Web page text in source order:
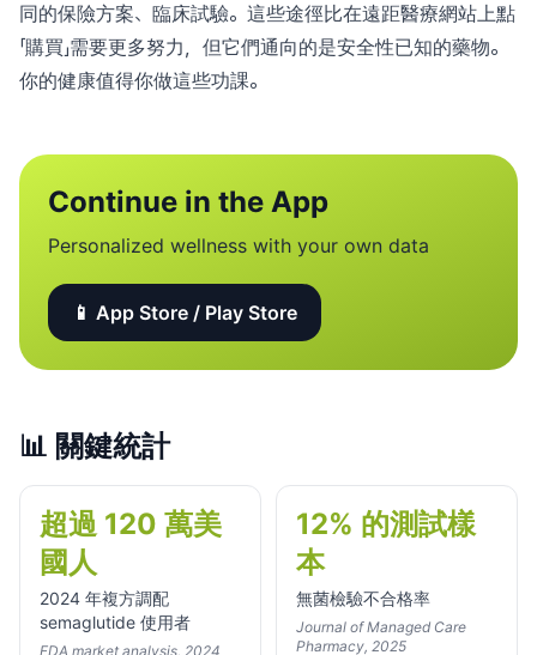
同的保險方案、臨床試驗。這些途徑比在遠距醫療網站上點
「購買」需要更多努力，但它們通向的是安全性已知的藥物。
你的健康值得你做這些功課。
Continue in the App
Personalized wellness with your own data
📱 App Store / Play Store
📊 關鍵統計
超過 120 萬美
國人
2024 年複方調配
semaglutide 使用者
FDA market analysis, 2024
12% 的測試樣
本
無菌檢驗不合格率
Journal of Managed Care
Pharmacy, 2025